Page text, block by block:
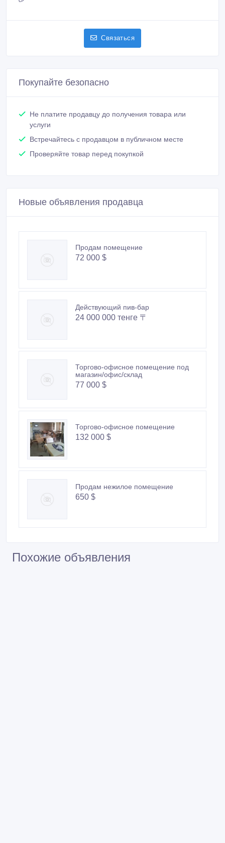
Связаться
Покупайте безопасно
Не платите продавцу до получения товара или
услуги
Встречайтесь с продавцом в публичном месте
Проверяйте товар перед покупкой
Новые объявления продавца
Продам помещение
72 000 $
Действующий пив-бар
24 000 000 тенге 〒
Торгово-офисное помещение под
магазин/офис/склад
77 000 $
Торгово-офисное помещение
132 000 $
Продам нежилое помещение
650 $
Похожие объявления